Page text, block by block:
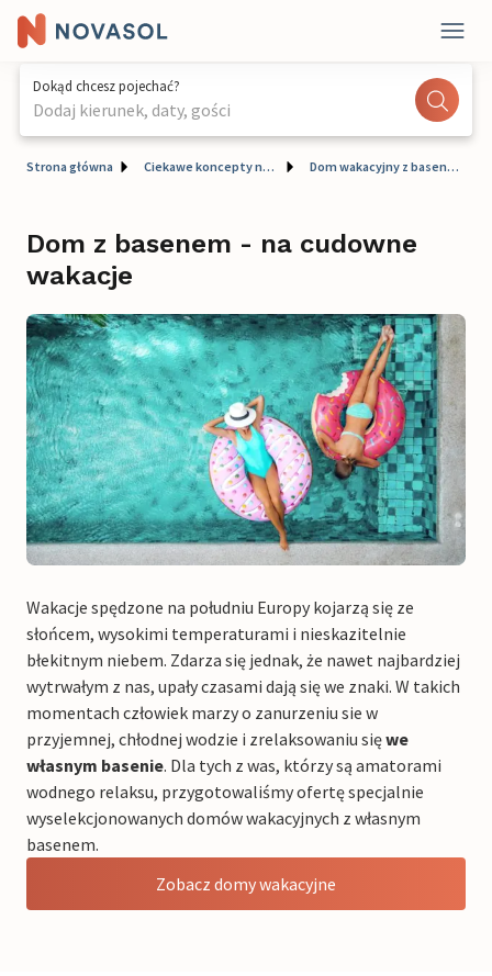
Dokąd chcesz pojechać?
Dodaj kierunek, daty, gości
Strona główna Ciekawe koncepty na Twój urlop Dom wakacyjny z basenem
Dom z basenem - na cudowne
wakacje
Wakacje spędzone na południu Europy kojarzą się ze
słońcem, wysokimi temperaturami i nieskazitelnie
błekitnym niebem. Zdarza się jednak, że nawet najbardziej
wytrwałym z nas, upały czasami dają się we znaki. W takich
momentach człowiek marzy o zanurzeniu sie w
przyjemnej, chłodnej wodzie i zrelaksowaniu sięwe
własnym basenie. Dla tych z was, którzy są amatorami
wodnego relaksu, przygotowaliśmy ofertę specjalnie
wyselekcjonowanych domów wakacyjnych z własnym
basenem.
Zobacz domy wakacyjne